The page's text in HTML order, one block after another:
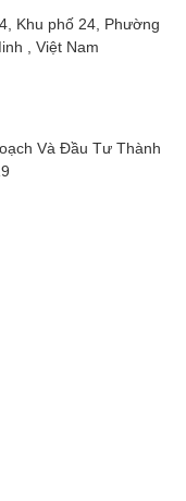
Khu phố 24, Phường
, Việt Nam
Và Đầu Tư Thành